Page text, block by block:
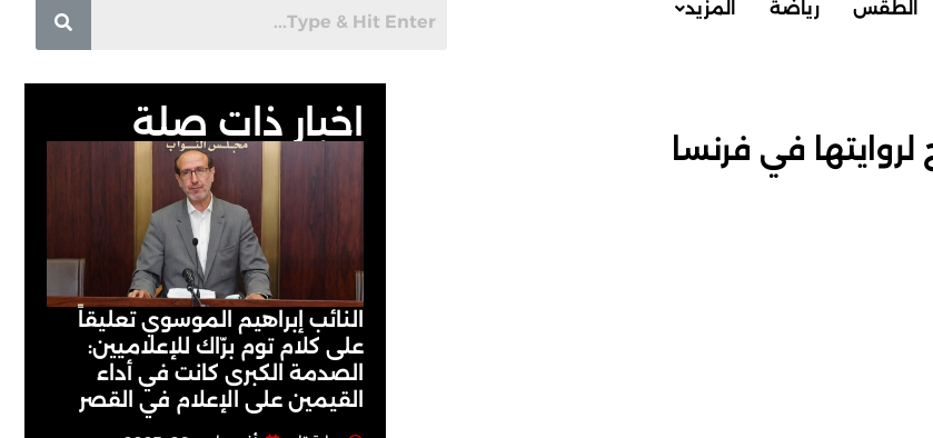
الطقس رياضة المزيد
اخبار ذات صلة
النائب إبراهيم الموسوي تعليقاً
على كلام توم برّاك للإعلاميين:
الصدمة الكبرى كانت في أداء
القيمين على ‏الإعلام في القصر
لروايتها في فرنسا